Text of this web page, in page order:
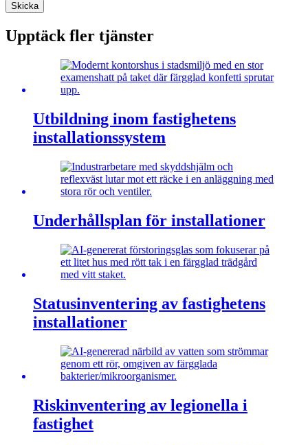
Skicka
Upptäck fler tjänster
Utbildning inom fastighetens
installationssystem
Underhållsplan för installationer
Statusinventering av fastighetens
installationer
Riskinventering av legionella i
fastighet